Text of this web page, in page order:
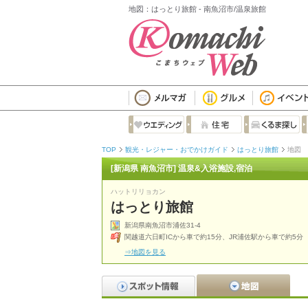
地図：はっとり旅館 - 南魚沼市/温泉旅館
TOP 観光・レジャー・おでかけガイド はっとり旅館 地図
[新潟県 南魚沼市] 温泉&入浴施設,宿泊
ハットリリョカン
はっとり旅館
新潟県南魚沼市浦佐31-4
関越道六日町ICから車で約15分、JR浦佐駅から車で約5分
⇒地図を見る